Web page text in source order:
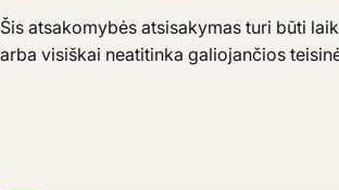
Šis atsakomybės atsisakymas turi būti
arba visiškai neatitinka galiojančios